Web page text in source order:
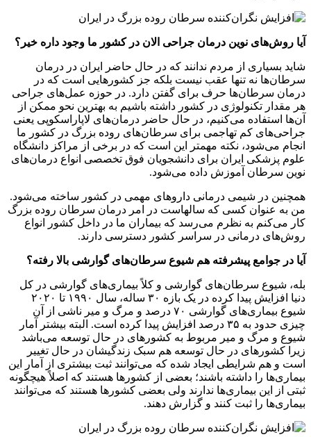
آیا روش‌های نوین درمان جراحی الان در کشور ما وجود داره خیر؟
شاید بسیاری از مردم ندانند که در حال حاضر ایران در درمان
سرطان‌ها نه تنها عقب نیست بلکه جز کشورهایی است که در
درمان سرطان‌ها حرف برای گفتن دارد. در حوزه عمل‌های جراحی
هر مقدار تکنولوژی در کشور داشته باشیم به بهترین نحو ممکن از
آن‌ها استفاده می‌کنیم، در حال حاضر درمان‌های لاپاراسکوپی یعنی
جراحی‌های کم تهاجمی برای سرطان‌های روده بزرگ در کشور ما
انجام می‌شود، نکته مهمتر این است که در برخی از مراکز دانشگاه
علوم پزشکی ایران برای دانشجویان فوق تخصصی انواع درمان‌های
نوین سرطان آموزش داده می‌شود.
همچنین در شیمی درمانی داروهای مهمی در کشور ساخته می‌شود.
من به عنوان کسی که سالهاست در امر درمان سرطان روده بزرگ
کار می‌کنم به نظرم می‌رسد که بیماران ما در داخل کشور انواع
روش‌های درمانی در سراسر کشور دسترسی دارند.
آیا در جوامع پیشرفته هم شیوع سرطان‌های گوارشی بالا رفته؟
بله، شیوع سرطان‌های گوارشی و کلاً بیماری‌های گوارشی در کل
دنیا افزایش پیدا کرده در یک بازه ۳۰ ساله، سال ۱۹۹۰ تا ۲۰۲۰
شیوع بیماری‌های گوارشی ۷۰ درصد و مرگ و میر ناشی از آن
چیزی حدود به ۳۵ درصد افزایش پیدا کرده است. البته بیشتر آمار
شیوع و مرگ و میر مربوط به کشورهای در حال توسعه می‌باشد
زیرا کشورهای در حال توسعه هم سبک زندگیشان در حال تغییر
است و هم شرایطی ایجاد شده که می‌توانند ثبت بیشتری از آمار این
بیماری‌ها را داشته باشند؛ بعضی از کشورها هستند که اصلاً هیچگونه
ثبتی از این بیماری‌ها ندارند ولی بعضی کشورها هستند که می‌توانند
بیماری‌ها را ثبت کنند و گزارش دهند.